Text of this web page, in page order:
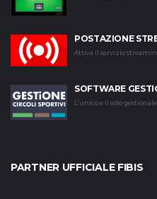
POSTAZIONE
Attiva il servizio
SOFTWARE
L’unico e il solo
PARTNER UFFICIALE FIBIS